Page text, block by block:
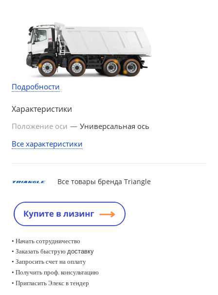
Подробности
Характеристики
Положение оси — Универсальная ось
Все характеристики
Все товары бренда Triangle
• Начать сотрудничество
• Заказать быструю доставку
• Запросить счет на оплату
• Получить проф. консультацию
• Пригласить Элекс в тендер